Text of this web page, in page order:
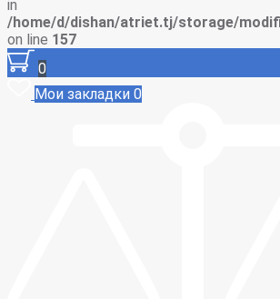
in
/home/d/dishan/atriet.tj/storage/
on line 157
0
Мои закладки 0